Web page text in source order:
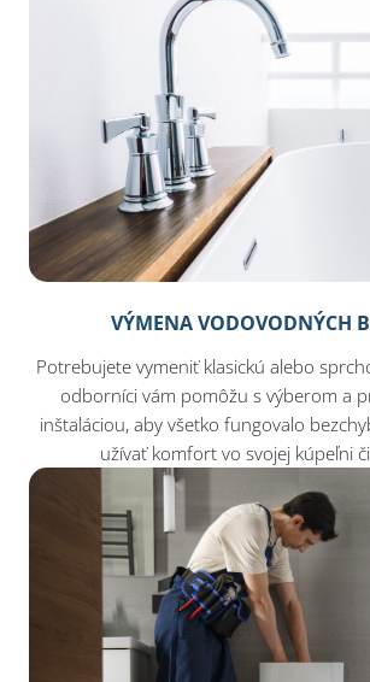
VÝMENA VODOVODNÝCH
Potrebujete vymeniť klasickú alebo
odborníci vám pomôžu s výberom a
inštaláciou, aby všetko fungovalo
užívať komfort vo svojej kúpeľni